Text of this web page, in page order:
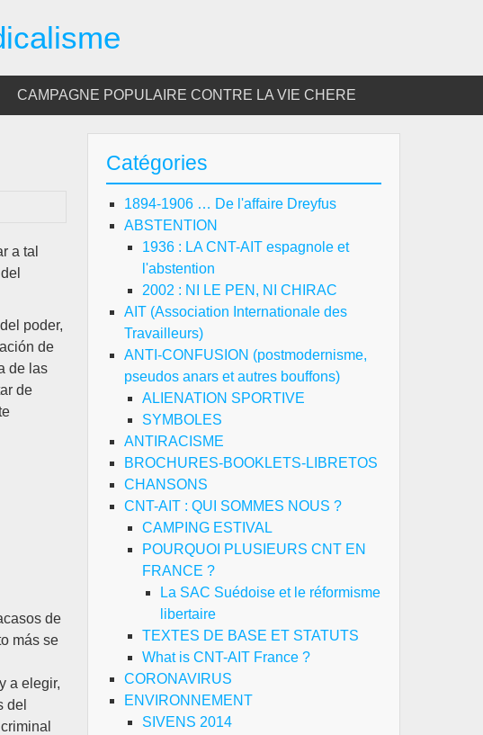
CAMPAGNE POPULAIRE CONTRE LA VIE CHERE
a tal
poder,
de
de las
de
de
más se
a elegir,
del
Catégories
1894-1906 … De l'affaire Dreyfus
ABSTENTION
1936 : LA CNT-AIT espagnole et
l'abstention
2002 : NI LE PEN, NI CHIRAC
AIT (Association Internationale des
Travailleurs)
ANTI-CONFUSION (postmodernisme,
pseudos anars et autres bouffons)
ALIENATION SPORTIVE
SYMBOLES
ANTIRACISME
BROCHURES-BOOKLETS-LIBRETOS
CHANSONS
CNT-AIT : QUI SOMMES NOUS ?
CAMPING ESTIVAL
POURQUOI PLUSIEURS CNT EN
FRANCE ?
La SAC Suédoise et le réformisme
libertaire
TEXTES DE BASE ET STATUTS
What is CNT-AIT France ?
CORONAVIRUS
ENVIRONNEMENT
SIVENS 2014